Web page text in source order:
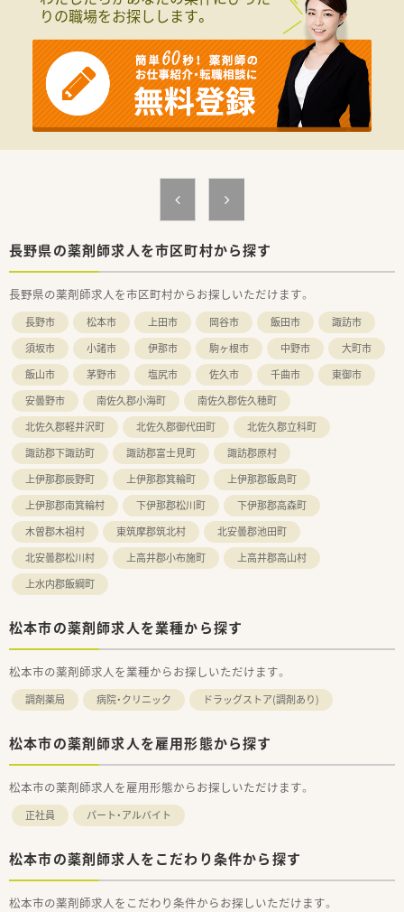
りの職場をお探しします。
長野県の薬剤師求人を市区町村から探す
長野県の薬剤師求人を市区町村からお探しいただけます。
長野市 松本市 上田市 岡谷市 飯田市
諏訪市
須坂市
小諸市 伊那市 駒ヶ根市 中野市
大町市
飯山市
茅野市 塩尻市 佐久市 千曲市
東御市
安曇野市
南佐久郡小海町
南佐久郡佐久穂町
北佐久郡軽井沢町
北佐久郡御代田町
北佐久郡立科町
諏訪郡下諏訪町
諏訪郡富士見町
諏訪郡原村
上伊那郡辰野町
上伊那郡箕輪町
上伊那郡飯島町
上伊那郡南箕輪村
下伊那郡松川町
下伊那郡高森町
木曽郡木祖村
東筑摩郡筑北村
北安曇郡池田町
北安曇郡松川村
上高井郡小布施町
上高井郡高山村
上水内郡飯綱町
松本市の薬剤師求人を業種から探す
松本市の薬剤師求人を業種からお探しいただけます。
調剤薬局 病院・クリニック ドラッグストア(調剤あり)
松本市の薬剤師求人を雇用形態から探す
松本市の薬剤師求人を雇用形態からお探しいただけます。
正社員 パート・アルバイト
松本市の薬剤師求人をこだわり条件から探す
松本市の薬剤師求人をこだわり条件からお探しいただけます。